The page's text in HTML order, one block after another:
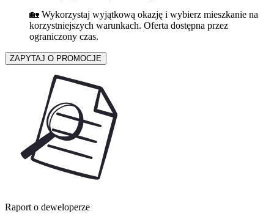
🏡 Wykorzystaj wyjątkową okazję i wybierz mieszkanie na
korzystniejszych warunkach. Oferta dostępna przez
ograniczony czas.
ZAPYTAJ O PROMOCJE
Raport o deweloperze